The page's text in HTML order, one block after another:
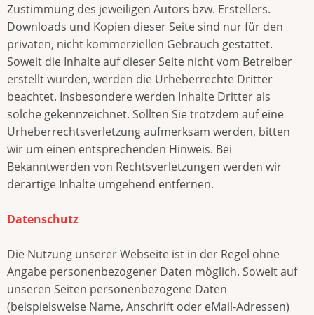
Zustimmung des jeweiligen Autors bzw. Erstellers.
Downloads und Kopien dieser Seite sind nur für den
privaten, nicht kommerziellen Gebrauch gestattet.
Soweit die Inhalte auf dieser Seite nicht vom Betreiber
erstellt wurden, werden die Urheberrechte Dritter
beachtet. Insbesondere werden Inhalte Dritter als
solche gekennzeichnet. Sollten Sie trotzdem auf eine
Urheberrechtsverletzung aufmerksam werden, bitten
wir um einen entsprechenden Hinweis. Bei
Bekanntwerden von Rechtsverletzungen werden wir
derartige Inhalte umgehend entfernen.
Datenschutz
Die Nutzung unserer Webseite ist in der Regel ohne
Angabe personenbezogener Daten möglich. Soweit auf
unseren Seiten personenbezogene Daten
(beispielsweise Name, Anschrift oder eMail-Adressen)